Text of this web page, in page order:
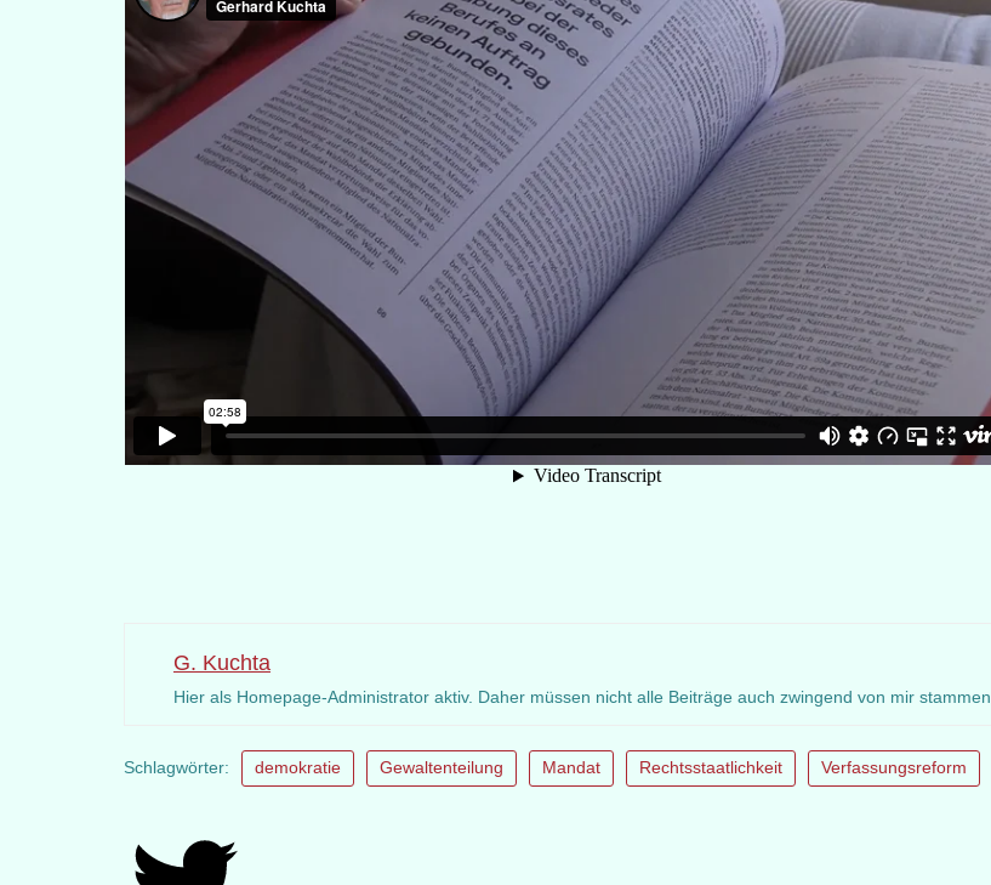
G. Kuchta
Hier als Homepage-Administrator aktiv. Daher müssen nicht alle Beiträge auch zwingend von mir stammen.
Schlagwörter: demokratie Gewaltenteilung Mandat Rechtsstaatlichkeit Verfassungsreform